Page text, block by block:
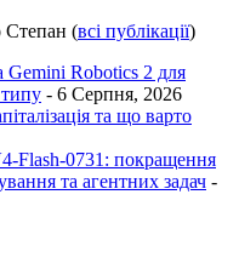
Степан (всі публікації)
Gemini Robotics 2 для
- 6 Серпня, 2026
та що варто
Flash-0731: покращення
та агентних задач -